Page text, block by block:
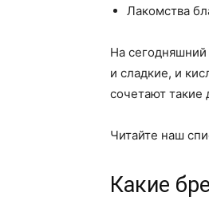
Лакомства
На
и сладкие, и
сочетают такие
Читайте наш
Какие